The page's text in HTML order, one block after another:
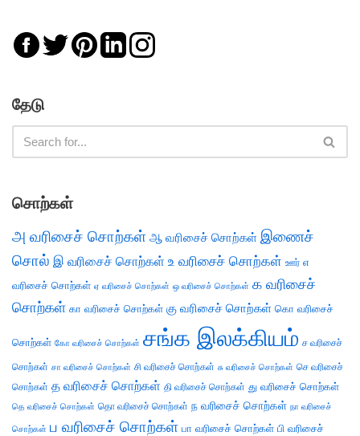
தேடு
சொற்கள்
அ வரிசைச் சொற்கள் ஆ வரிசைச் சொற்கள் இணைச்
சொல் இ வரிசைச் சொற்கள் உ வரிசைச் சொற்கள் ஊர் எ
வரிசைச் சொற்கள் ஏ வரிசைச் சொற்கள் ஒ வரிசைச் சொற்கள் க வரிசைச்
சொற்கள் கா வரிசைச் சொற்கள் கு வரிசைச் சொற்கள் கொ வரிசைச்
சொற்கள் கோ வரிசைச் சொற்கள் சங்க இலக்கியம் ச வரிசைச்
சொற்கள் சா வரிசைச் சொற்கள் சி வரிசைச் சொற்கள் சு வரிசைச் சொற்கள் செ வரிசைச்
சொற்கள் த வரிசைச் சொற்கள் தி வரிசைச் சொற்கள் து வரிசைச் சொற்கள்
தெ வரிசைச் சொற்கள் தொ வரிசைச் சொற்கள் ந வரிசைச் சொற்கள் நா வரிசைச்
சொற்கள் ப வரிசைச் சொற்கள் பா வரிசைச் சொற்கள் பி வரிசைச்